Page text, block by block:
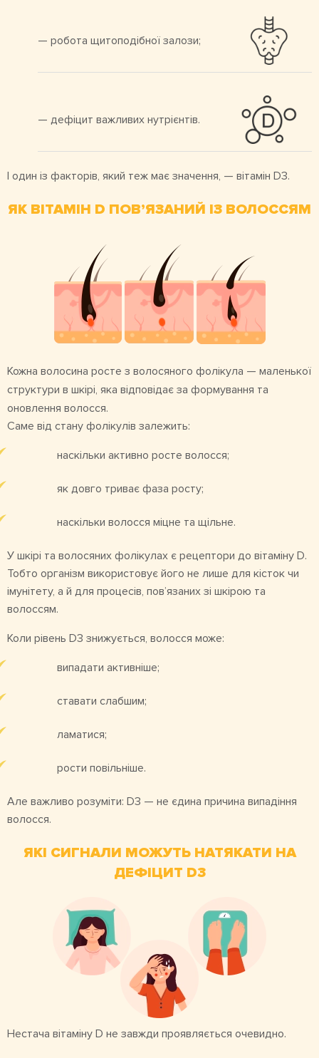
— робота щитоподібної залози;
— дефіцит важливих нутрієнтів.
І один із факторів, який теж має значення, — вітамін D3.
ЯК ВІТАМІН D ПОВ’ЯЗАНИЙ ІЗ ВОЛОССЯМ
Кожна волосина росте з волосяного фолікула — маленької
структури в шкірі, яка відповідає за формування та
оновлення волосся.
Саме від стану фолікулів залежить:
наскільки активно росте волосся;
як довго триває фаза росту;
наскільки волосся міцне та щільне.
У шкірі та волосяних фолікулах є рецептори до вітаміну D.
Тобто організм використовує його не лише для кісток чи
імунітету, а й для процесів, пов’язаних зі шкірою та
волоссям.
Коли рівень D3 знижується, волосся може:
випадати активніше;
ставати слабшим;
ламатися;
рости повільніше.
Але важливо розуміти: D3 — не єдина причина випадіння
волосся.
ЯКІ СИГНАЛИ МОЖУТЬ НАТЯКАТИ НА
ДЕФІЦИТ D3
Нестача вітаміну D не завжди проявляється очевидно.